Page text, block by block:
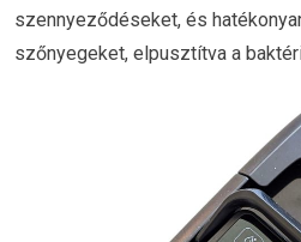
szennyeződéseket, és
szőnyegeket, elpusztítva a